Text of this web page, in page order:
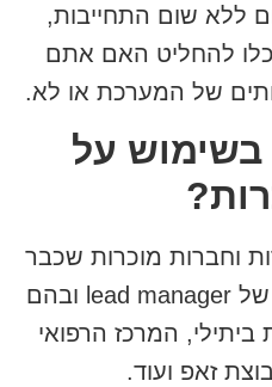
למשך 30 יום ללא שום התחייבות,
להחליט האם אתם
של המערכת או לא.
על
וחברות מוכרות שכבר
עושות שימוש במערכת של lead manager ובהם
המרכז הרפואי
זאפ ועוד.